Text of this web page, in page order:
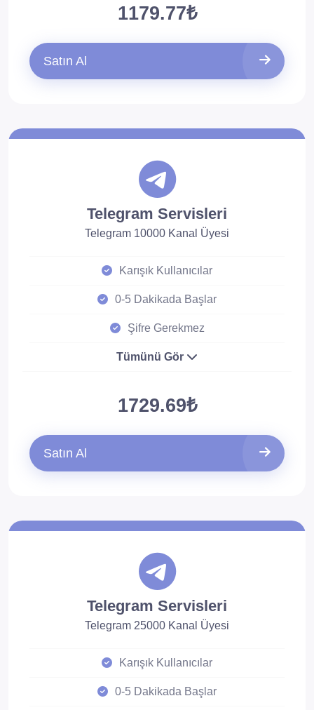
1179.77₺
Satın Al
Telegram Servisleri
Telegram 10000 Kanal Üyesi
Karışık Kullanıcılar
0-5 Dakikada Başlar
Şifre Gerekmez
Tümünü Gör
1729.69₺
Satın Al
Telegram Servisleri
Telegram 25000 Kanal Üyesi
Karışık Kullanıcılar
0-5 Dakikada Başlar